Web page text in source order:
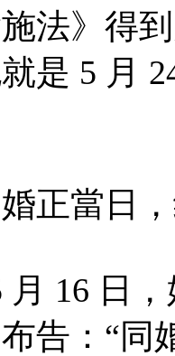
法》得
是 5 月
正當日
月 16 日
告：“同